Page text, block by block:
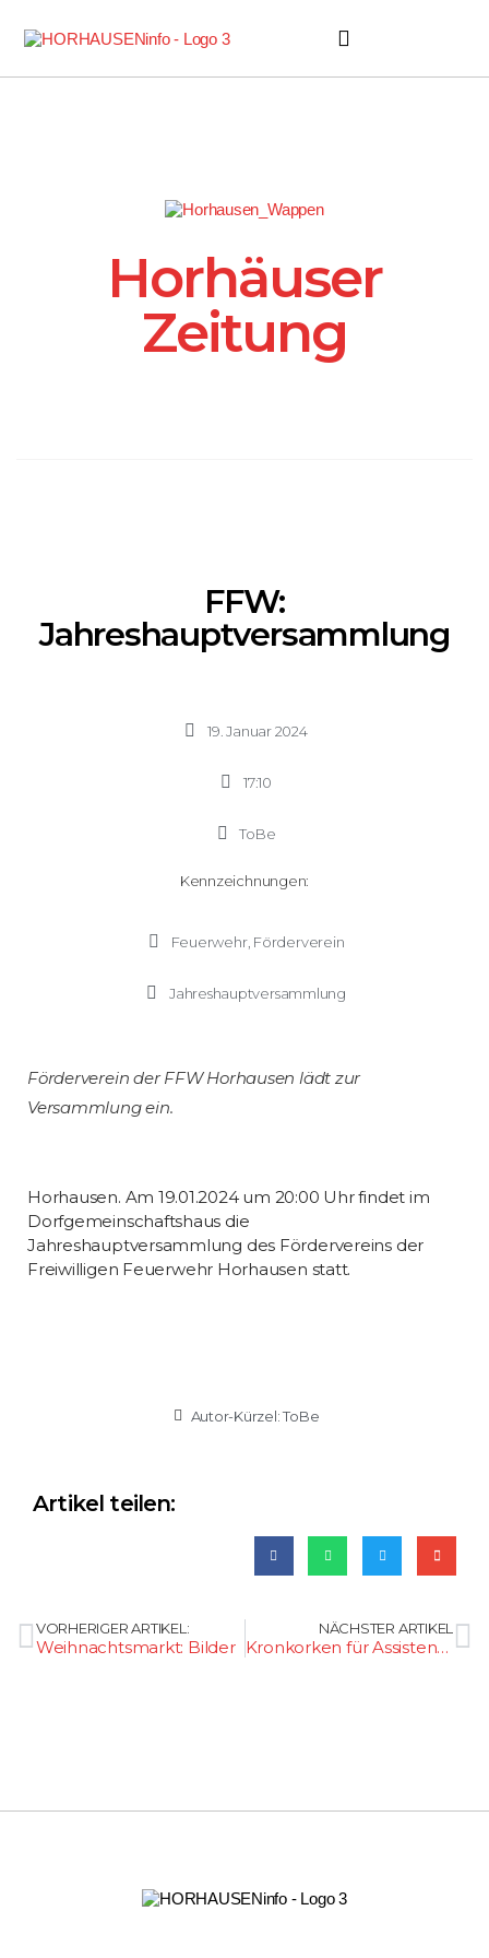
Horhäuser
Zeitung
FFW:
Jahreshauptversammlung
19. Januar 2024
17:10
ToBe
Kennzeichnungen:
Feuerwehr, Förderverein
Jahreshauptversammlung
Förderverein der FFW Horhausen lädt zur
Versammlung ein.
Horhausen. Am 19.01.2024 um 20:00 Uhr findet im
Dorfgemeinschaftshaus die
Jahreshauptversammlung des Fördervereins der
Freiwilligen Feuerwehr Horhausen statt.
Autor-Kürzel:ToBe
Artikel teilen:
VORHERIGER ARTIKEL:
Weihnachtsmarkt: Bilder
NÄCHSTER ARTIKEL
Kronkorken für Assistenz- und Therapiehunde